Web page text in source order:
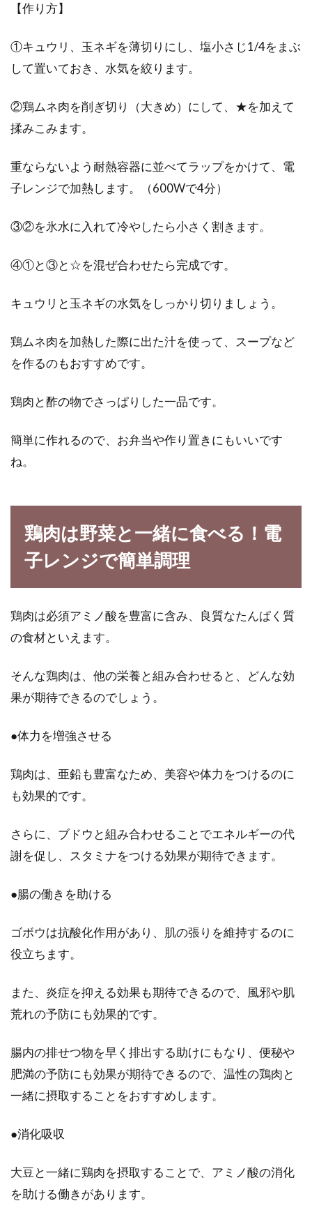
【作り方】
①キュウリ、玉ネギを薄切りにし、塩小さじ1/4をまぶ
して置いておき、水気を絞ります。
②鶏ムネ肉を削ぎ切り（大きめ）にして、★を加えて
揉みこみます。
重ならないよう耐熱容器に並べてラップをかけて、電
子レンジで加熱します。（600Wで4分）
③②を氷水に入れて冷やしたら小さく割きます。
④①と③と☆を混ぜ合わせたら完成です。
キュウリと玉ネギの水気をしっかり切りましょう。
鶏ムネ肉を加熱した際に出た汁を使って、スープなど
を作るのもおすすめです。
鶏肉と酢の物でさっぱりした一品です。
簡単に作れるので、お弁当や作り置きにもいいです
ね。
鶏肉は野菜と一緒に食べる！電
子レンジで簡単調理
鶏肉は必須アミノ酸を豊富に含み、良質なたんぱく質
の食材といえます。
そんな鶏肉は、他の栄養と組み合わせると、どんな効
果が期待できるのでしょう。
●体力を増強させる
鶏肉は、亜鉛も豊富なため、美容や体力をつけるのに
も効果的です。
さらに、ブドウと組み合わせることでエネルギーの代
謝を促し、スタミナをつける効果が期待できます。
●腸の働きを助ける
ゴボウは抗酸化作用があり、肌の張りを維持するのに
役立ちます。
また、炎症を抑える効果も期待できるので、風邪や肌
荒れの予防にも効果的です。
腸内の排せつ物を早く排出する助けにもなり、便秘や
肥満の予防にも効果が期待できるので、温性の鶏肉と
一緒に摂取することをおすすめします。
●消化吸収
大豆と一緒に鶏肉を摂取することで、アミノ酸の消化
を助ける働きがあります。